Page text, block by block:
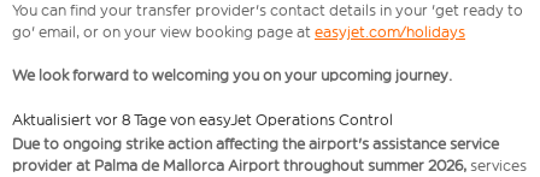
You can find your transfer provider's contact details in your 'get ready to
go' email, or on your view booking page at easyjet.com/holidays
We look forward to welcoming you on your upcoming journey.
Aktualisiert vor 8 Tage von easyJet Operations Control
Due to ongoing strike action affecting the airport's assistance service
provider at Palma de Mallorca Airport throughout summer 2026, services